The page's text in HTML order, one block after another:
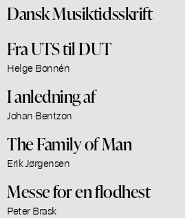
Dansk Musiktidsskrift
Fra UTS til DUT
Helge Bonnén
I anledning af
Johan Bentzon
The Family of Man
Erik Jørgensen
Messe for en flodhest
Peter Brask